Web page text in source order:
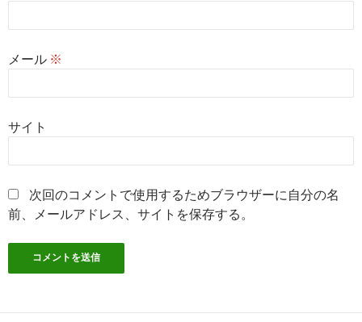
メール ※
サイト
次回のコメントで使用するためブラウザーに自分の名
前、メールアドレス、サイトを保存する。